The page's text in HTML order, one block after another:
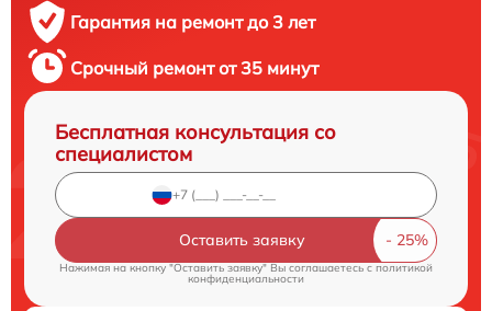
Гарантия на ремонт до 3 лет
Срочный ремонт от 35 минут
Бесплатная консультация со
специалистом
Оставить заявку
Нажимая на кнопку "Оставить заявку" Вы соглашаетесь cполитикой
конфиденциальности